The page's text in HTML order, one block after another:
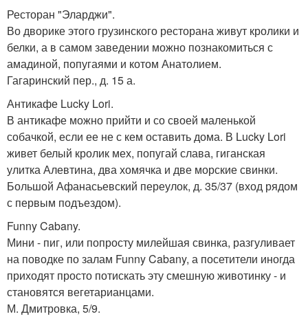
Ресторан "Эларджи".
Во дворике этого грузинского ресторана живут кролики и
белки, а в самом заведении можно познакомиться с
амадиной, попугаями и котом Анатолием.
Гагаринский пер., д. 15 а.
Антикафе Lucky Lori.
В антикафе можно прийти и со своей маленькой
собачкой, если ее не с кем оставить дома. В Lucky Lori
живет белый кролик мех, попугай слава, гиганская
улитка Алевтина, два хомячка и две морские свинки.
Большой Афанасьевский переулок, д. 35/37 (вход рядом
с первым подъездом).
Funny Cabany.
Мини - пиг, или попросту милейшая свинка, разгуливает
на поводке по залам Funny Cabany, а посетители иногда
приходят просто потискать эту смешную животинку - и
становятся вегетарианцами.
М. Дмитровка, 5/9.